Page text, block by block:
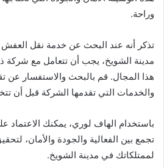
وراحة.
تذكر أنه عند البحث عن خدمة نقل
مدينة الشويخ، يجب أن تتعامل مع
هذا المجال. قم بالبحث والاستفسار عن
والخدمات التي تقدمها الشركة قبل أن
باستخدام الهاف لوري، يمكنك الاعتماد
تجمع بين الفعالية والجودة والأمان،
لممتلكاتك في مدينة الشويخ.